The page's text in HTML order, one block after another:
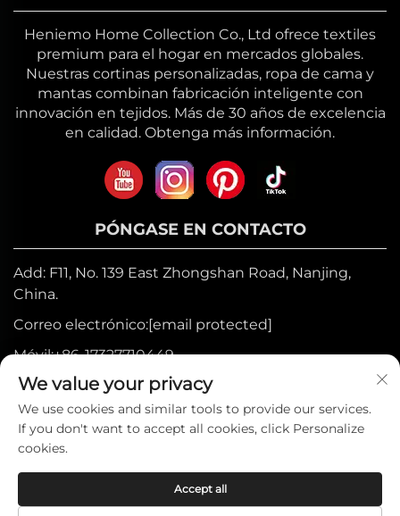
Heniemo Home Collection Co., Ltd ofrece textiles
premium para el hogar en mercados globales.
Nuestras cortinas personalizadas, ropa de cama y
mantas combinan fabricación inteligente con
innovación en tejidos. Más de 30 años de excelencia
en calidad. Obtenga más información.
PÓNGASE EN CONTACTO
Add: F11, No. 139 East Zhongshan Road, Nanjing,
China.
Correo electrónico:[email protected]
Móvil:+86-17327710449
Tel:+86-025-84573776
Derechos de autor © 2025 por Heniemo
Home Collection Co., Ltd. — Política de
privacidad
We value your privacy
We use cookies and similar tools to provide our services.
If you don't want to accept all cookies, click Personalize
cookies.
Accept all